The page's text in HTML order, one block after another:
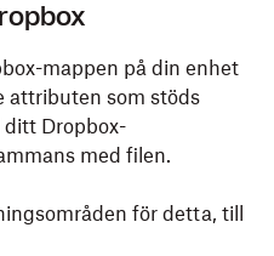
mappen på din enhet
attributen som stöds
Dropbox-
med filen.
för detta, till